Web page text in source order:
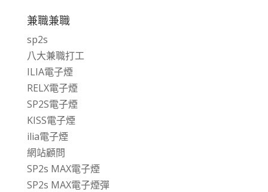
兼職兼職
sp2s
八大兼職打工
ILIA電子煙
RELX電子煙
SP2S電子煙
KISS電子煙
ilia電子煙
網站顧問
SP2s MAX電子煙
SP2s MAX電子煙彈